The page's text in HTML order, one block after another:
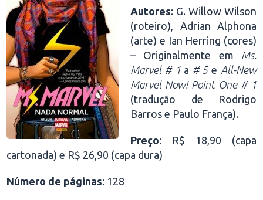
Autores: G. Willow Wilson
(roteiro), Adrian Alphona
(arte) e Ian Herring (cores)
– Originalmente em Ms.
Marvel # 1 a # 5e All-New
Marvel Now! Point One # 1
(tradução de Rodrigo
Barros e Paulo França).
Preço: R$ 18,90 (capa
cartonada) e R$ 26,90 (capa dura)
Número de páginas: 128